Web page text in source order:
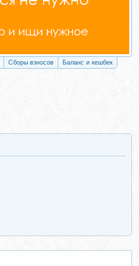
Сборы взносов Баланс и кешбек